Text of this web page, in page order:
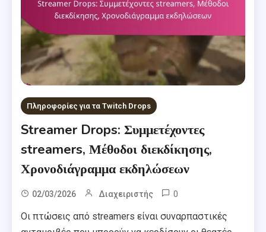
Πληροφορίες για τα Twitch Drops
Streamer Drops: Συμμετέχοντες
streamers, Μέθοδοι διεκδίκησης,
Χρονοδιάγραμμα εκδηλώσεων
02/03/2026 Διαχειριστής 0
Οι πτώσεις από streamers είναι συναρπαστικές